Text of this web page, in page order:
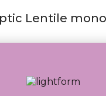
Lentile